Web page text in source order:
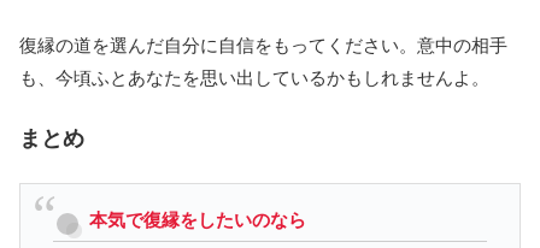
復縁の道を選んだ自分に自信をもってください。意中の相手
も、今頃ふとあなたを思い出しているかもしれませんよ。
まとめ
本気で復縁をしたいのなら